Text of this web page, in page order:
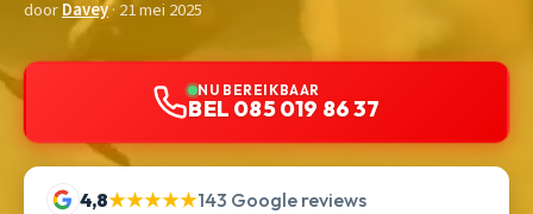
doorDavey· 21 mei 2025
NU BEREIKBAAR
BEL 085 019 86 37
4,8★★★★★143 Google reviews